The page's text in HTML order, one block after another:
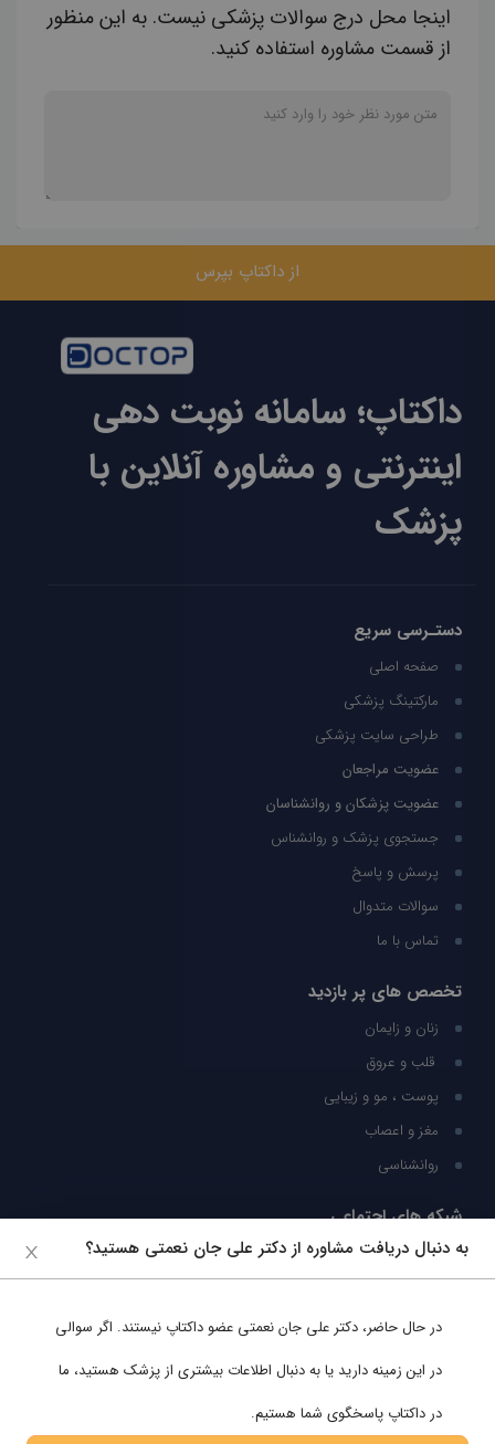
اینجا محل درج سوالات پزشکی نیست. به این منظور
از قسمت مشاوره استفاده کنید.
از داکتاپ بپرس
داکتاپ؛ سامانه نوبت دهی
اینترنتی و مشاوره آنلاین با
پزشک
دستـرسی سریع
صفحه اصلی
مارکتینگ پزشکی
طراحی سایت پزشکی
عضویت مراجعان
عضویت پزشکان و روانشناسان
جستجوی پزشک و روانشناس
پرسش و پاسخ
سوالات متدوال
تماس با ما
تخصص های پر بازدید
زنان و زایمان
قلب و عروق
پوست ، مو و زیبایی
مغز و اعصاب
روانشناسی
شبکه های اجتماعی
ما را در شبکه های اجتماعی دنبال کنید
به دنبال دریافت مشاوره از دکتر علی جان نعمتی هستید؟
در حال حاضر، دکتر علی جان نعمتی عضو داکتاپ نیستند. اگر سوالی
در این زمینه دارید یا به دنبال اطلاعات بیشتری از پزشک هستید، ما
در داکتاپ پاسخگوی شما هستیم.